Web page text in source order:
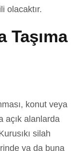
olacaktır.
Taşıma
konut veya
açık alanlarda
silah
ya da buna